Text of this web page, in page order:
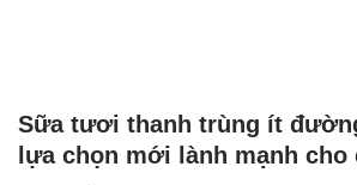
Sữa tươi thanh trùng ít
lựa chọn mới lành mạnh cho